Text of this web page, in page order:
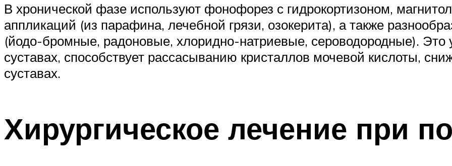
В хронической фазе используют фонофорез с гидрокортизоном,
аппликаций (из парафина, лечебной грязи, озокерита), а также
(йодо-бромные, радоновые, хлоридно-натриевые, сероводородные). Это
суставах, способствует рассасыванию кристаллов мочевой кислоты,
суставах.
Хирургическое лечение при